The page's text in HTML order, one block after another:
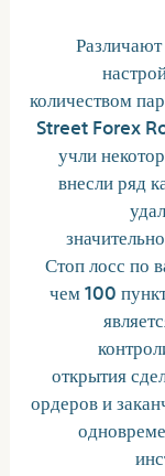
количеством
Street Forex
учли
внесли ряд
Стоп лосс по
чем 100
открытия
ордеров и